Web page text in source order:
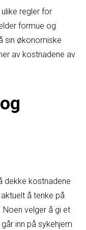
regler for
formue og
sin økonomiske
av kostnadene av
dekke kostnadene
å tenke på
velger å gi et
inn på sykehjem